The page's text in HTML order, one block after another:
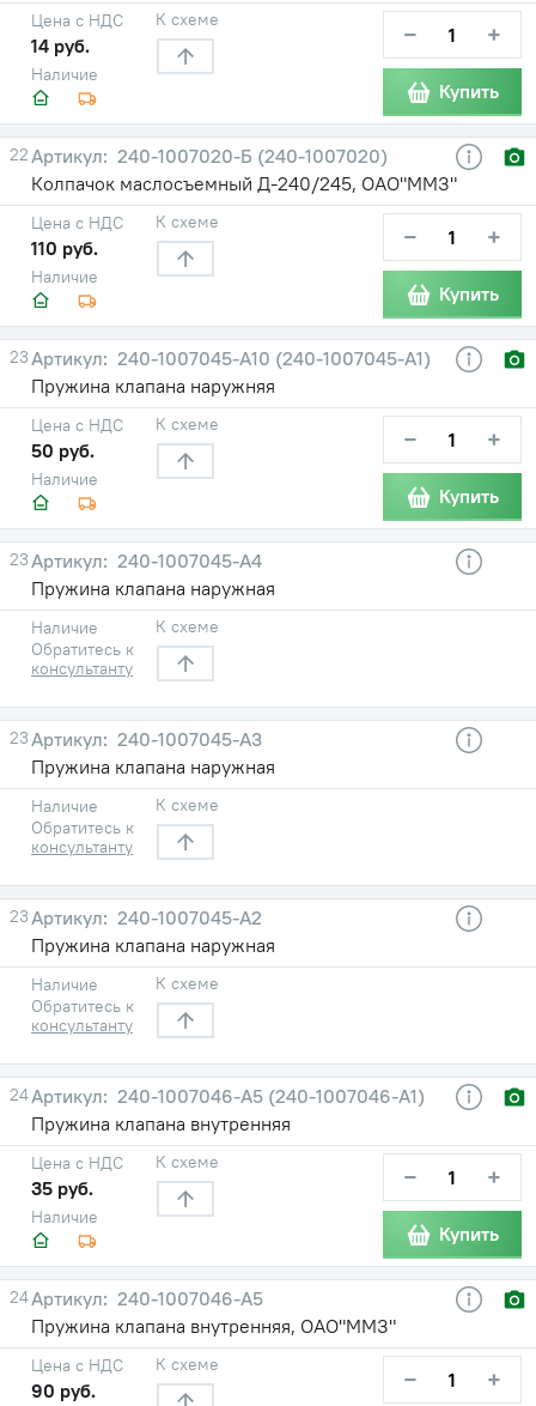
Наличие
Цена с НДС
14 руб.
К схеме − +
Купить
22
240-1007020-Б (240-1007020)
Колпачок маслосъемный Д-240/245, ОАО"ММЗ"
Наличие
Цена с НДС
110 руб.
К схеме − +
Купить
23
240-1007045-А10 (240-1007045-А1)
Пружина клапана наружняя
Наличие
Цена с НДС
50 руб.
К схеме − +
Купить
23
240-1007045-А4
Пружина клапана наружная
Наличие
Обратитесь к
консультанту
К схеме
23
240-1007045-А3
Пружина клапана наружная
Наличие
Обратитесь к
консультанту
К схеме
23
240-1007045-А2
Пружина клапана наружная
Наличие
Обратитесь к
консультанту
К схеме
24
240-1007046-А5 (240-1007046-А1)
Пружина клапана внутренняя
Наличие
Цена с НДС
35 руб.
К схеме − +
Купить
24
240-1007046-А5
Пружина клапана внутренняя, ОАО"ММЗ"
Цена с НДС
90 руб.
К схеме − +